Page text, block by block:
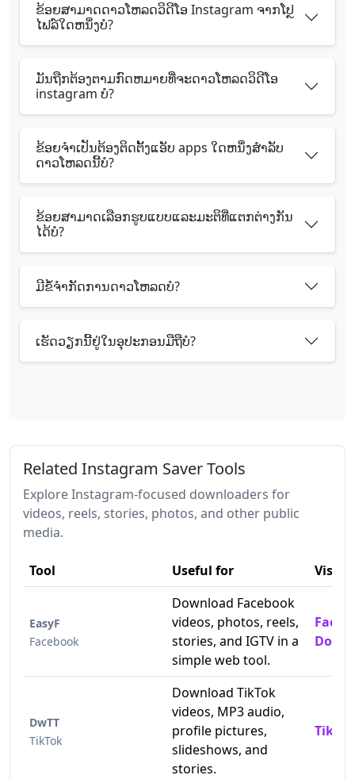
ຂ້ອຍສາມາດດາວໂຫລດວິດີໂອ Instagram ຈາກໂປຼ
ໄຟລ໌ໃດຫນຶ່ງບໍ?
ມັນຖືກຕ້ອງຕາມກົດຫມາຍທີ່ຈະດາວໂຫລດວິດີໂອ
instagram ບໍ?
ຂ້ອຍຈໍາເປັນຕ້ອງຕິດຕັ້ງແອັບ apps ໃດຫນຶ່ງສໍາລັບ
ດາວໂຫລດນີ້ບໍ?
ຂ້ອຍສາມາດເລືອກຮູບແບບແລະມະຕິທີ່ແຕກຕ່າງກັນ
ໄດ້ບໍ?
ມີຂໍ້ຈໍາກັດການດາວໂຫລດບໍ?
ເຮັດວຽກນີ້ຢູ່ໃນອຸປະກອນມືຖືບໍ?
Related Instagram Saver Tools
Explore Instagram-focused downloaders for
videos, reels, stories, photos, and other public
media.
Tool Useful for Visit
EasyF
Facebook
Download Facebook
videos, photos, reels,
stories, and IGTV in a
simple web tool.
DwTT
TikTok
Download TikTok
videos, MP3 audio,
profile pictures,
slideshows, and
stories.